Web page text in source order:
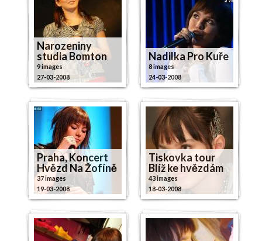
Narozeniny
studia Bomton
9 images
27-03-2008
Nadilka Pro Kuře
8 images
24-03-2008
Praha, Koncert
Hvězd Na Žofíně
37 images
19-03-2008
Tiskovka tour
Blíž ke hvězdám
43 images
18-03-2008